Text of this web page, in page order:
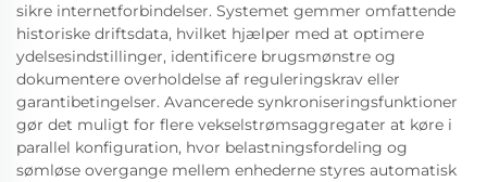
sikre internetforbindelser. Systemet gemmer omfattende
historiske driftsdata, hvilket hjælper med at optimere
ydelsesindstillinger, identificere brugsmønstre og
dokumentere overholdelse af reguleringskrav eller
garantibetingelser. Avancerede synkroniseringsfunktioner
gør det muligt for flere vekselstrømsaggregater at køre i
parallel konfiguration, hvor belastningsfordeling og
sømløse overgange mellem enhederne styres automatisk